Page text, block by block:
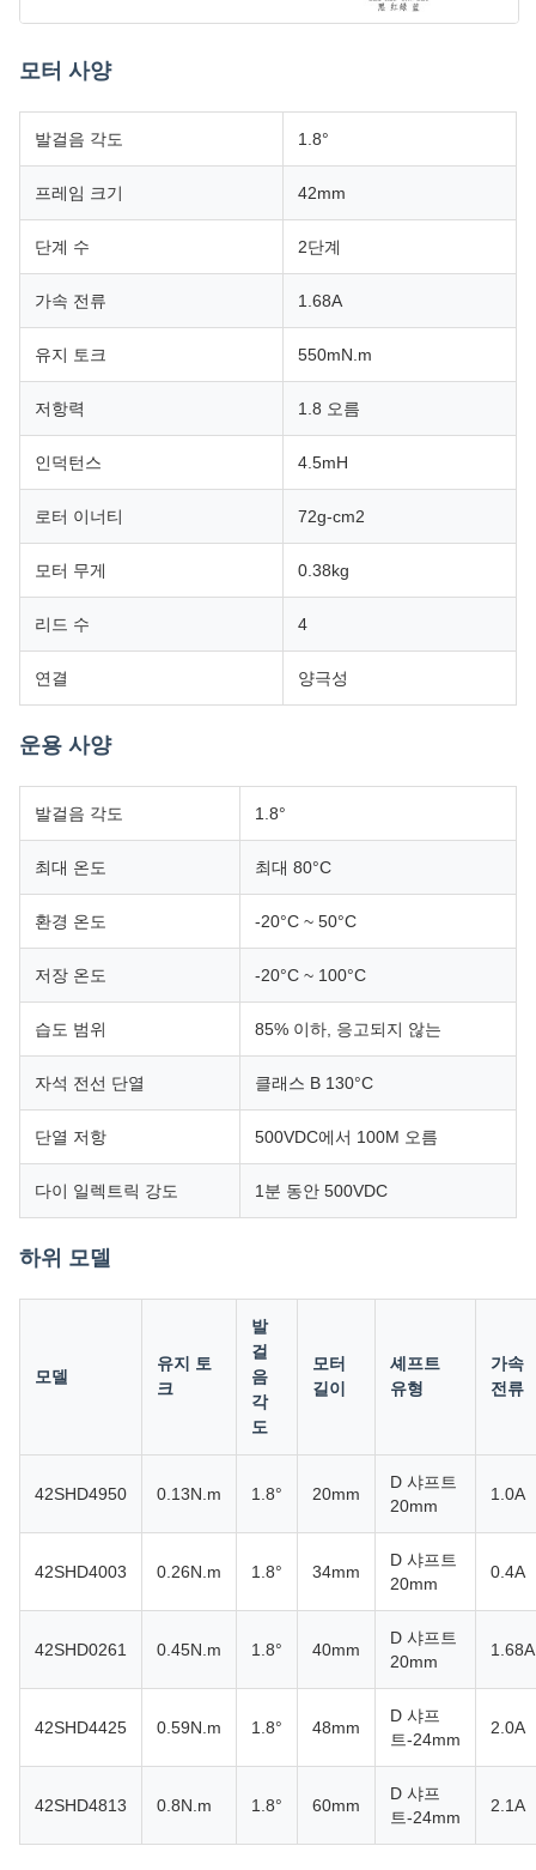
모터 사양
발걸음 각도 1.8°
프레임 크기 42mm
단계 수 2단계
가속 전류 1.68A
유지 토크 550mN.m
저항력 1.8 오름
인덕턴스 4.5mH
로터 이너티 72g-cm2
모터 무게 0.38kg
리드 수 4
연결 양극성
운용 사양
발걸음 각도 1.8°
최대 온도 최대 80°C
환경 온도 -20°C ~ 50°C
저장 온도 -20°C ~ 100°C
습도 범위 85% 이하, 응고되지 않는
자석 전선 단열 클래스 B 130°C
단열 저항 500VDC에서 100M 오름
다이 일렉트릭 강도 1분 동안 500VDC
하위 모델
모델
유지 토
크
발
걸
음
각
도
모터
길이
셰프트
유형
가속
전류
42SHD4950 0.13N.m 1.8° 20mm
D 샤프트
20mm
1.0A
42SHD4003 0.26N.m 1.8° 34mm
D 샤프트
20mm
0.4A
42SHD0261 0.45N.m 1.8° 40mm
D 샤프트
20mm
1.68A
42SHD4425 0.59N.m 1.8° 48mm
D 샤프
트-24mm
2.0A
42SHD4813 0.8N.m 1.8° 60mm
D 샤프
트-24mm
2.1A